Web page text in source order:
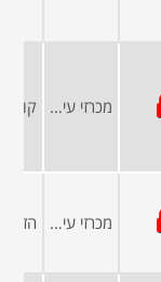
מכרזי עיריות ומועצות
מכרזי עיריות ומועצות